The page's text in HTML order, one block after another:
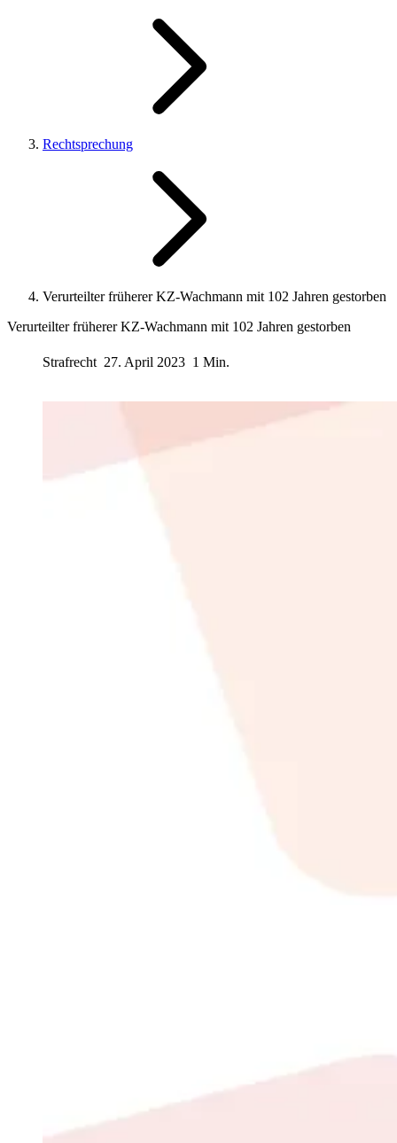
Rechtsprechung
Verurteilter früherer KZ-Wachmann mit 102 Jahren gestorben
Verurteilter früherer KZ-Wachmann mit 102 Jahren gestorben
Strafrecht 27. April 2023 1 Min.